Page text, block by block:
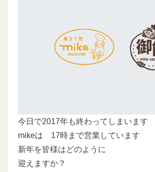
今日で2017年も終わってしまいます
mikeは 17時まで営業しています
新年を皆様はどのように
迎えますか？